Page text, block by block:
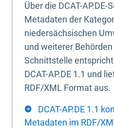
Über die DCAT-
Metadaten der
niedersächsischen
und weiterer
Schnittstelle
DCAT-AP.DE 1.1 und
RDF/XML Format aus.
DCAT-AP.DE 1.1
Metadaten im RDF/